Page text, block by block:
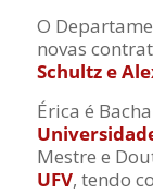
O
novas
Schultz e
Érica é
Mestre e
UFV, tendo